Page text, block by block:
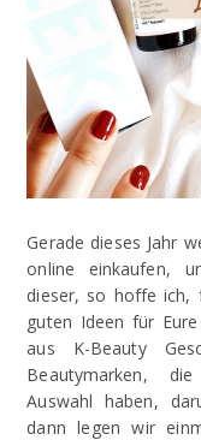
Gerade dieses Jahr
online einkaufen,
dieser, so hoffe ich,
guten Ideen für
aus K-Beauty
Beautymarken,
Auswahl haben,
dann legen wir